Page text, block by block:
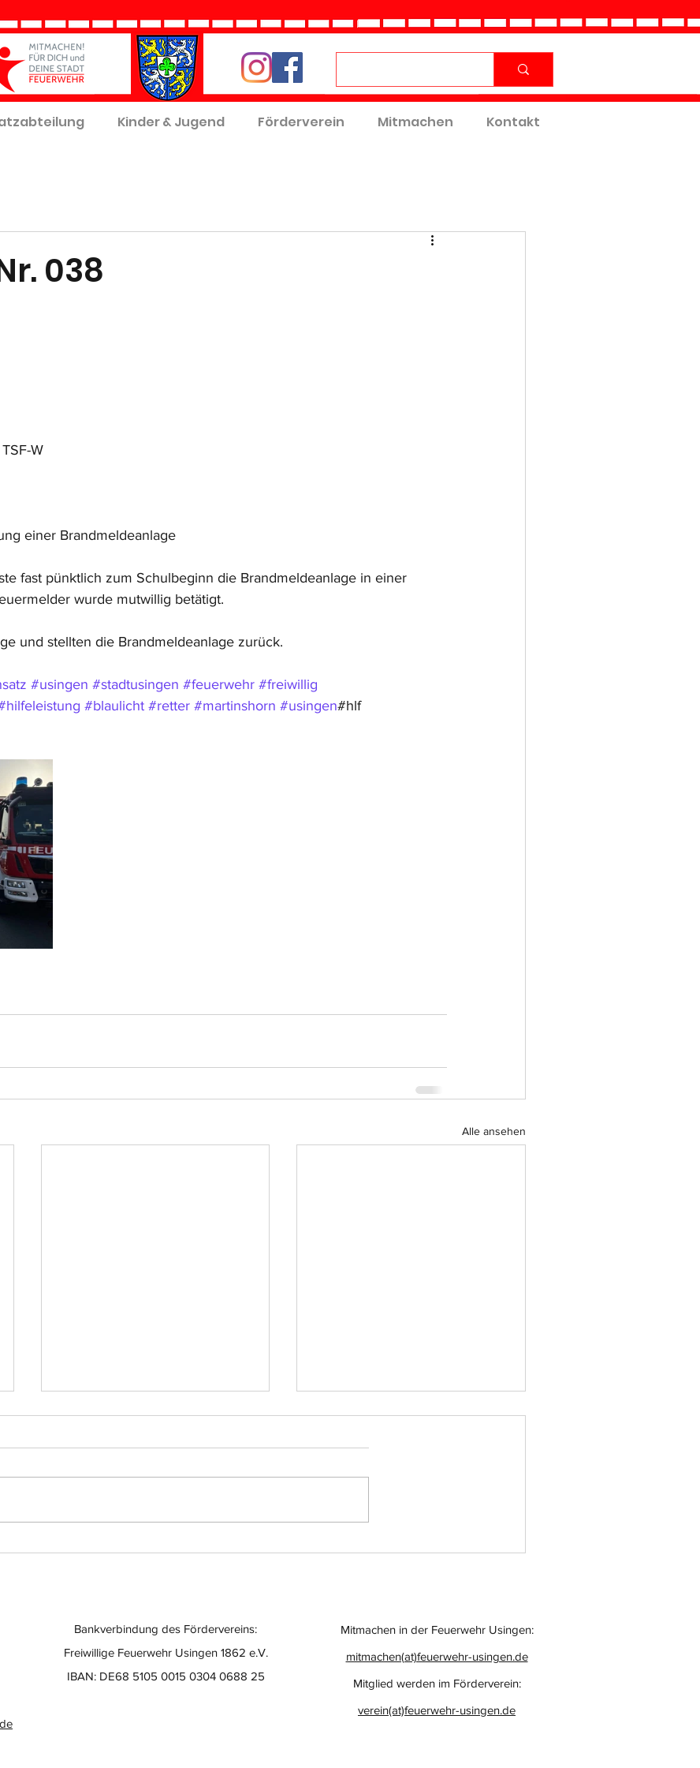
Kinder & Jugend Förderverein Mitmachen Kontakt
038
W
einer Brandmeldeanlage
fast pünktlich zum Schulbeginn die Brandmeldeanlage in einer
wurde mutwillig betätigt.
und stellten die Brandmeldeanlage zurück.
#usingen #stadtusingen #feuerwehr #freiwillig
#blaulicht #retter #martinshorn #usingen#hlf
Alle ansehen
Bankverbindung des Fördervereins:
Freiwillige Feuerwehr Usingen 1862 e.V.
IBAN: DE68 5105 0015 0304 0688 25
Mitmachen in der Feuerwehr Usingen:
mitmachen(at)feuerwehr-usingen.de
Mitglied werden im Förderverein:
verein(at)feuerwehr-usingen.de